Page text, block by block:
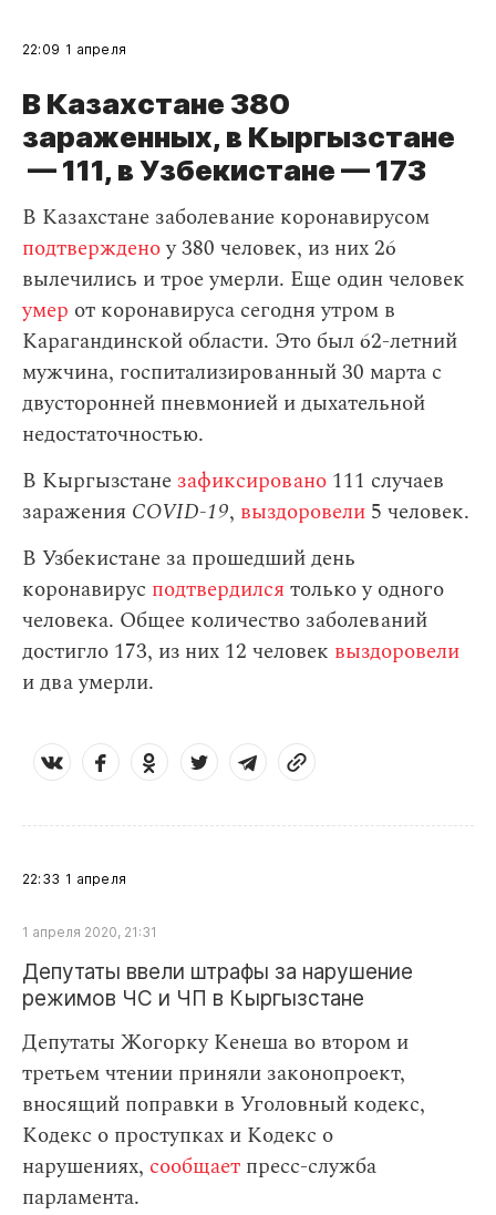
22:09 1 апреля
В Казахстане 380
зараженных, в Кыргызстане
— 111, в Узбекистане — 173
В Казахстане заболевание коронавирусом
подтвержденоу 380 человек, из них 26
вылечились и трое умерли. Еще один человек
умер от коронавируса сегодня утром в
Карагандинской области. Это был 62-летний
мужчина, госпитализированный 30 марта с
двусторонней пневмонией и дыхательной
недостаточностью.
В Кыргызстане зафиксировано 111 случаев
заражения СOVID-19, выздоровели 5 человек.
В Узбекистане за прошедший день
коронавирус подтвердился только у одного
человека. Общее количество заболеваний
достигло 173, из них 12 человек выздоровели
и два умерли.
22:33 1 апреля
1 апреля 2020, 21:31
Депутаты ввели штрафы за нарушение
режимов ЧС и ЧП в Кыргызстане
Депутаты Жогорку Кенеша во втором и
третьем чтении приняли законопроект,
вносящий поправки в Уголовный кодекс,
Кодекс о проступках и Кодекс о
нарушениях, сообщает пресс-служба
парламента.